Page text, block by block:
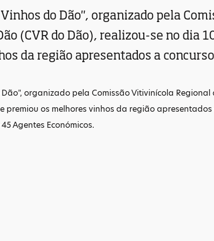
do Dão", organizado pela
(CVR do Dão), realizou-se no dia
da região apresentados a
organizado pela Comissão Vitivinícola Regional
premiou os melhores vinhos da região apresentados
Agentes Económicos.